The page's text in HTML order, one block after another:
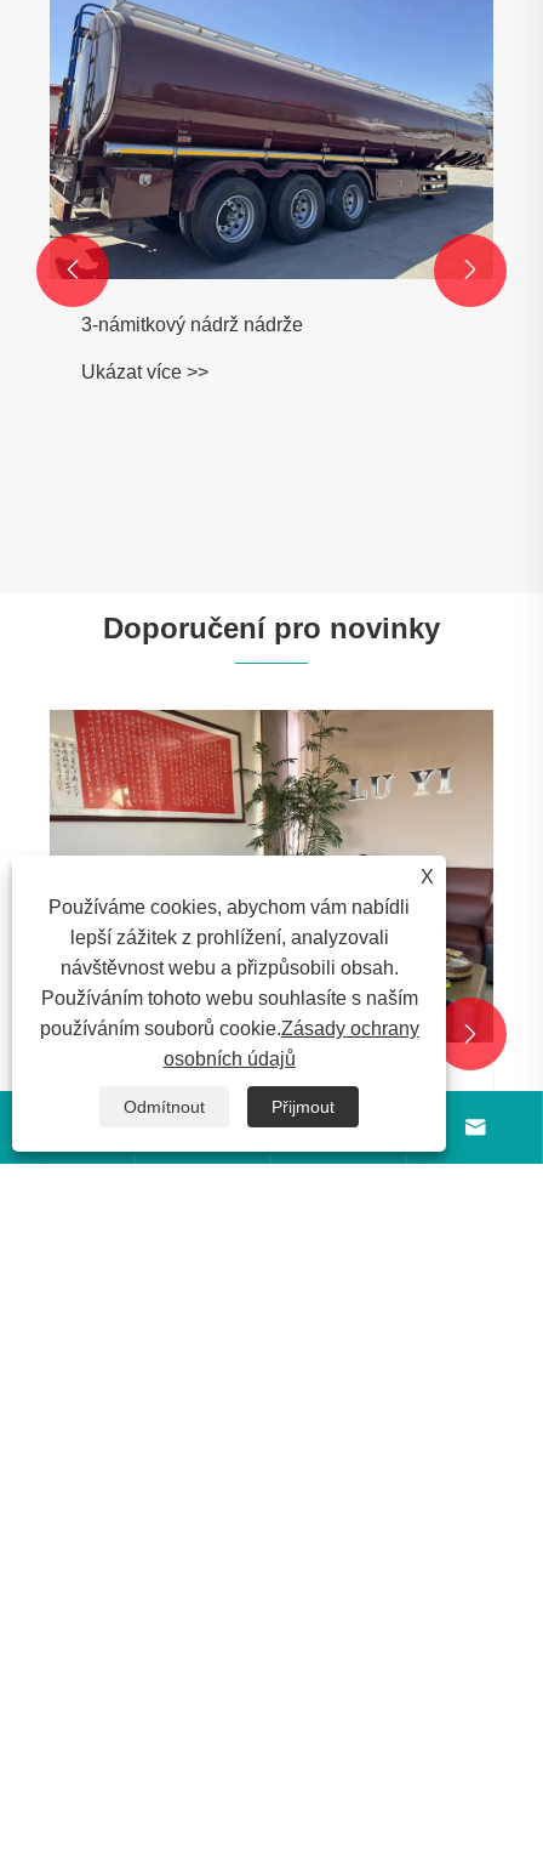
3-námitkový nádrž nádrže
Ukázat více >>
 
Doporučení pro novinky
Zákazníci saúdskoarabských arabských
arabských navštěvují továrnu Luyiauto a
nízkým lůžkem pěti nápravy!
Ukázat více >>
 
 
X
Používáme cookies, abychom vám nabídli
lepší zážitek z prohlížení, analyzovali
návštěvnost webu a přizpůsobili obsah.
Používáním tohoto webu souhlasíte s naším
používáním souborů cookie.Zásady ochrany
osobních údajů
Odmítnout Přijmout